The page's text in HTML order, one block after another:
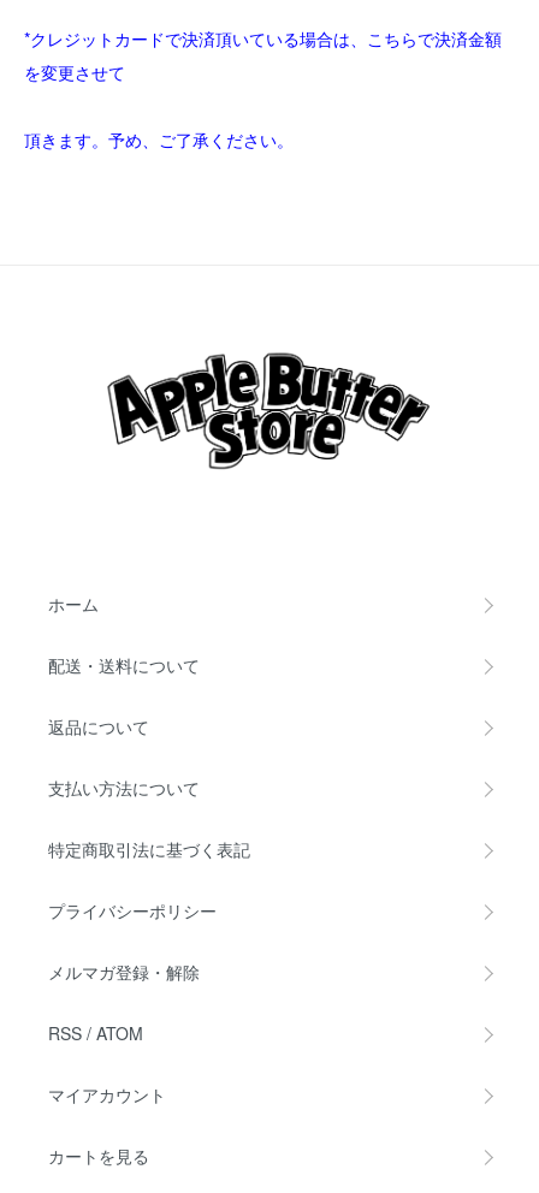
*クレジットカードで決済頂いている場合は、こちらで決済金額
を変更させて
頂きます。予め、ご了承ください。
ホーム
配送・送料について
返品について
支払い方法について
特定商取引法に基づく表記
プライバシーポリシー
メルマガ登録・解除
RSS / ATOM
マイアカウント
カートを見る